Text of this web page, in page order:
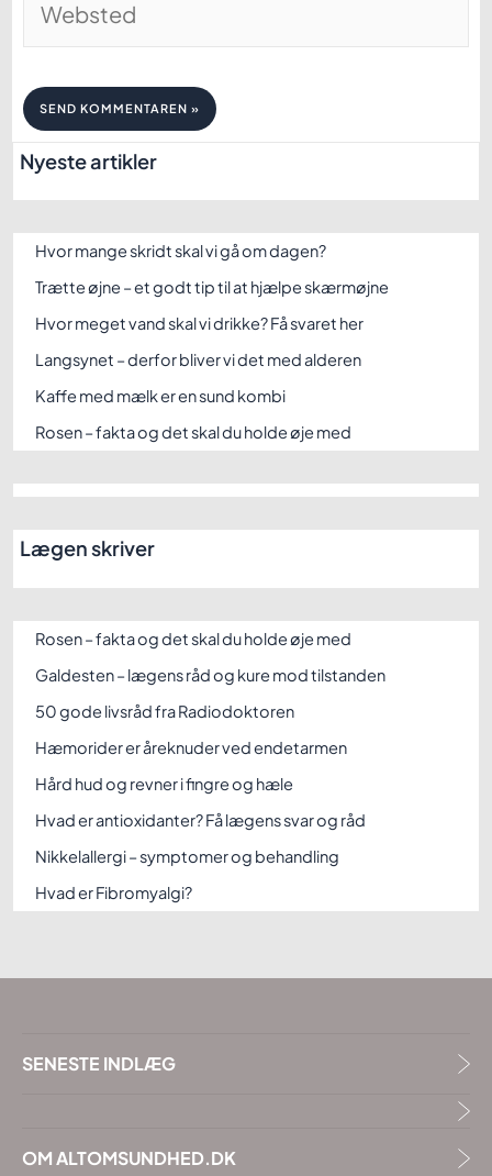
Nyeste artikler
Hvor mange skridt skal vi gå om dagen?
Trætte øjne – et godt tip til at hjælpe skærmøjne
Hvor meget vand skal vi drikke? Få svaret her
Langsynet – derfor bliver vi det med alderen
Kaffe med mælk er en sund kombi
Rosen – fakta og det skal du holde øje med
Lægen skriver
Rosen – fakta og det skal du holde øje med
Galdesten – lægens råd og kure mod tilstanden
50 gode livsråd fra Radiodoktoren
Hæmorider er åreknuder ved endetarmen
Hård hud og revner i fingre og hæle
Hvad er antioxidanter? Få lægens svar og råd
Nikkelallergi – symptomer og behandling
Hvad er Fibromyalgi?
SENESTE INDLÆG
OM ALTOMSUNDHED.DK